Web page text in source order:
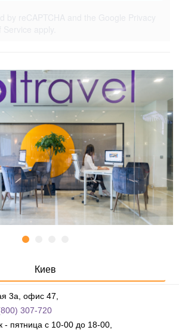
Киев
3а, офис 47,
307-720
- пятница с 10-00 до 18-00,